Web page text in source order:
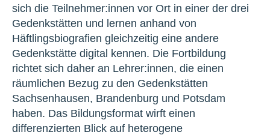
sich die Teilnehmer:innen vor Ort in einer der drei
Gedenkstätten und lernen anhand von
Häftlingsbiografien gleichzeitig eine andere
Gedenkstätte digital kennen. Die Fortbildung
richtet sich daher an Lehrer:innen, die einen
räumlichen Bezug zu den Gedenkstätten
Sachsenhausen, Brandenburg und Potsdam
haben. Das Bildungsformat wirft einen
differenzierten Blick auf heterogene